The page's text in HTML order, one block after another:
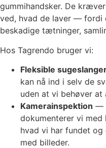
gummihandsker. De
ved, hvad de laver — fordi
beskadige tætninger,
Hos Tagrendo bruger vi:
Fleksible
kan nå ind i selv de
uden at vi behøver at
Kamerainspektion —
dokumenterer vi
hvad vi har fundet
med billeder.